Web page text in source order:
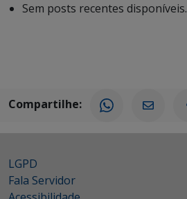
Sem posts recentes disponíveis.
Compartilhe:
LGPD
Fala Servidor